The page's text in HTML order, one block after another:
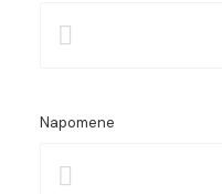
Napomene